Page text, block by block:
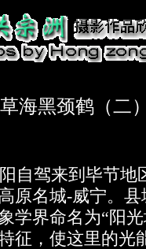
草海黑颈鹤（二
自驾来到毕节地
原名城-威宁。
学界命名为“阳
征，使这里的光